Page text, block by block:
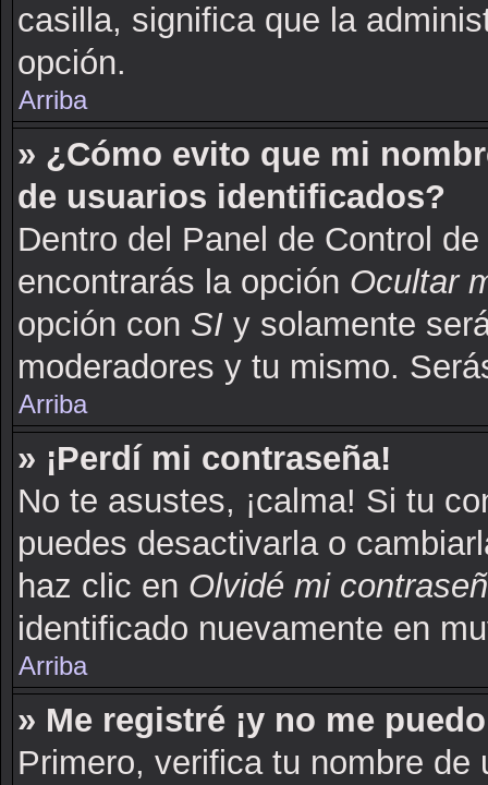
casilla, significa que la
opción.
Arriba
» ¿Cómo evito que mi
de usuarios identificados?
Dentro del Panel de Control
encontrarás la opción Ocultar
opción con SI y solamente
moderadores y tu mismo.
Arriba
» ¡Perdí mi contraseña!
No te asustes, ¡calma! Si tu
puedes desactivarla o
haz clic en Olvidé mi
identificado nuevamente en
Arriba
» Me registré ¡y no me
Primero, verifica tu nombre